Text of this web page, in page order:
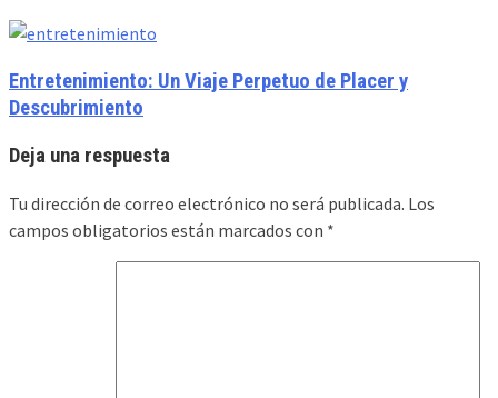
Entretenimiento: Un Viaje Perpetuo de Placer y
Descubrimiento
Deja una respuesta
Tu dirección de correo electrónico no será publicada. Los
campos obligatorios están marcados con *